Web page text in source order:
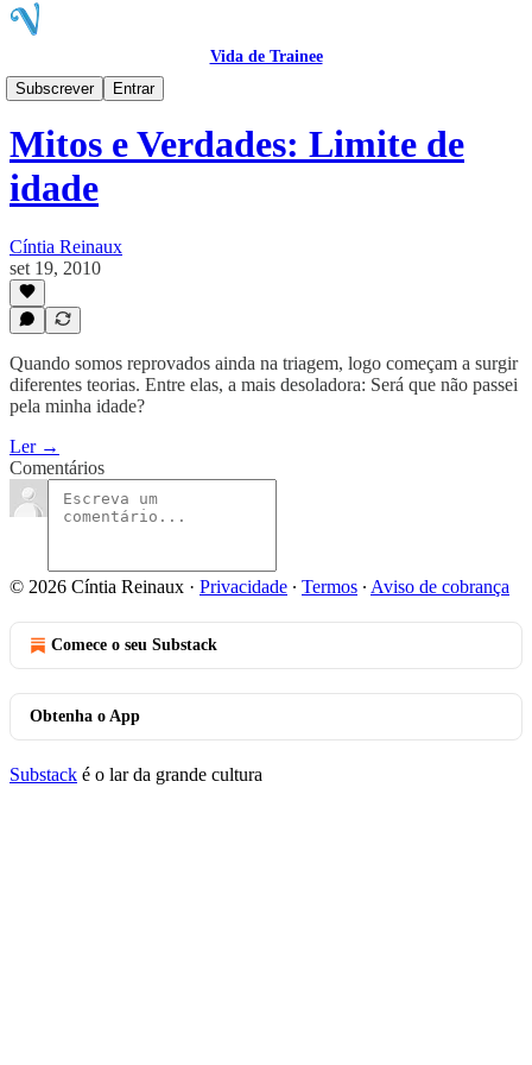
Vida de Trainee
Subscrever
Entrar
Blog
Mitos e Verdades: Limite de
idade
Cíntia Reinaux
set 19, 2010
Quando somos reprovados ainda na triagem, logo começam a surgir
diferentes teorias. Entre elas, a mais desoladora: Será que não passei
pela minha idade?
Ler →
Comentários
© 2026 Cíntia Reinaux · Privacidade ∙ Termos ∙ Aviso de cobrança
Comece o seu Substack
Obtenha o App
Substack é o lar da grande cultura